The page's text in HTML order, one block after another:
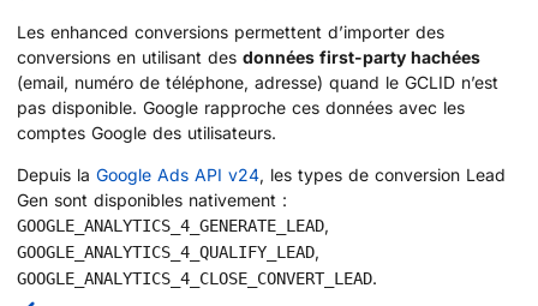
Les enhanced conversions permettent d’importer des
conversions en utilisant des données first-party hachées
(email, numéro de téléphone, adresse) quand le GCLID n’est
pas disponible. Google rapproche ces données avec les
comptes Google des utilisateurs.
Depuis la Google Ads API v24, les types de conversion Lead
Gen sont disponibles nativement :
GOOGLE_ANALYTICS_4_GENERATE_LEAD,
GOOGLE_ANALYTICS_4_QUALIFY_LEAD,
GOOGLE_ANALYTICS_4_CLOSE_CONVERT_LEAD.